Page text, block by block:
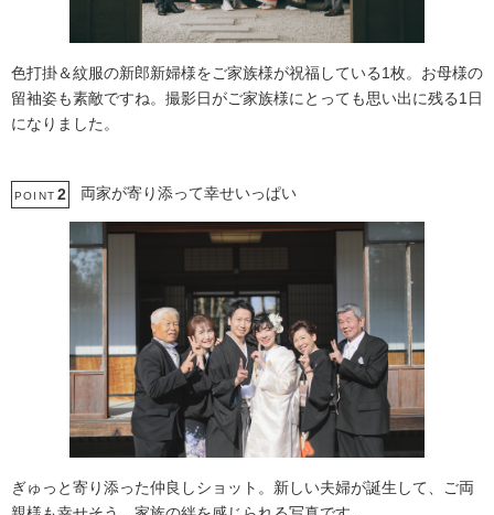
色打掛＆紋服の新郎新婦様をご家族様が祝福している1枚。お母様の
留袖姿も素敵ですね。撮影日がご家族様にとっても思い出に残る1日
になりました。
POINT 2 両家が寄り添って幸せいっぱい
ぎゅっと寄り添った仲良しショット。新しい夫婦が誕生して、ご両